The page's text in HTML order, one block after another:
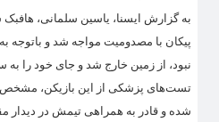
به گزارش ایسنا، یاسین سلمانی،
پیکان با مصدومیت مواجه شد و باتوجه
نبود، از زمین خارج شد و جای خود را
تست‌های پزشکی از این بازیکن،
شده و قادر به همراهی تیمش در دیدار